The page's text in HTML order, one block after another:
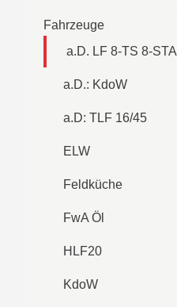
Fahrzeuge
a.D. LF 8-TS 8-STA
a.D.: KdoW
a.D: TLF 16/45
ELW
Feldküche
FwA Öl
HLF20
KdoW